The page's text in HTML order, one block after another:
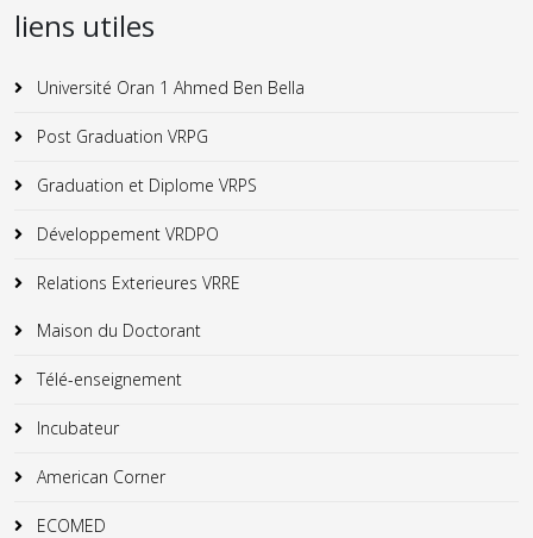
liens utiles
Université Oran 1 Ahmed Ben Bella
Post Graduation VRPG
Graduation et Diplome VRPS
Développement VRDPO
Relations Exterieures VRRE
Maison du Doctorant
Télé-enseignement
Incubateur
American Corner
ECOMED